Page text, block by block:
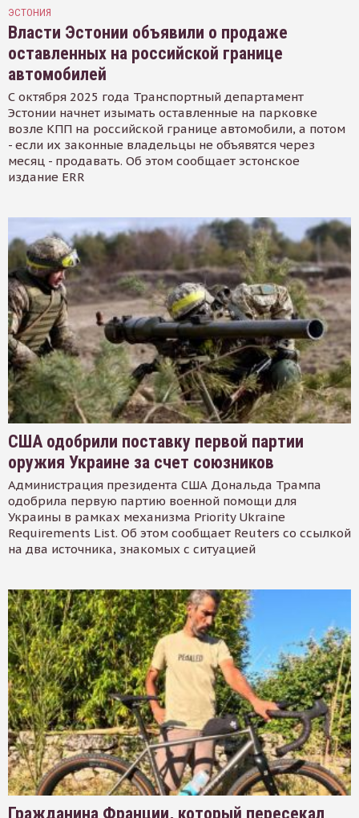
ЭСТОНИЯ
Власти Эстонии объявили о продаже
оставленных на российской границе
автомобилей
С октября 2025 года Транспортный департамент
Эстонии начнет изымать оставленные на парковке
возле КПП на российской границе автомобили, а потом
- если их законные владельцы не объявятся через
месяц - продавать. Об этом сообщает эстонское
издание ERR
США одобрили поставку первой партии
оружия Украине за счет союзников
Администрация президента США Дональда Трампа
одобрила первую партию военной помощи для
Украины в рамках механизма Priority Ukraine
Requirements List. Об этом сообщает Reuters со ссылкой
на два источника, знакомых с ситуацией
Гражданина Франции, который пересекал